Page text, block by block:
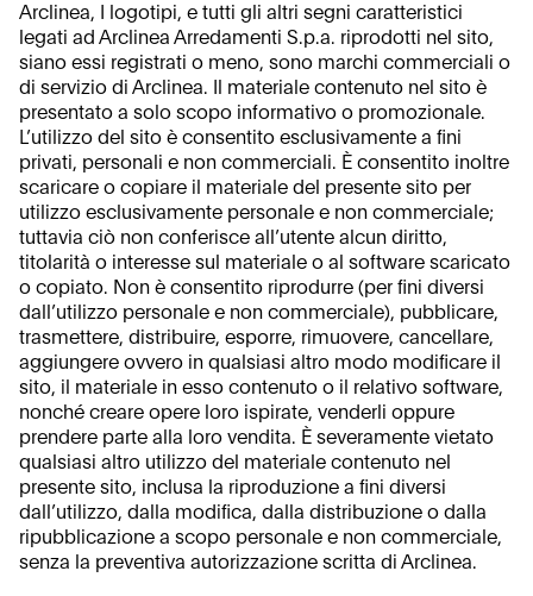
Arclinea, I logotipi, e tutti gli altri segni caratteristici
legati ad Arclinea Arredamenti S.p.a. riprodotti nel sito,
siano essi registrati o meno, sono marchi commerciali o
di servizio di Arclinea. Il materiale contenuto nel sito è
presentato a solo scopo informativo o promozionale.
L’utilizzo del sito è consentito esclusivamente a fini
privati, personali e non commerciali. È consentito inoltre
scaricare o copiare il materiale del presente sito per
utilizzo esclusivamente personale e non commerciale;
tuttavia ciò non conferisce all’utente alcun diritto,
titolarità o interesse sul materiale o al software scaricato
o copiato. Non è consentito riprodurre (per fini diversi
dall’utilizzo personale e non commerciale), pubblicare,
trasmettere, distribuire, esporre, rimuovere, cancellare,
aggiungere ovvero in qualsiasi altro modo modificare il
sito, il materiale in esso contenuto o il relativo software,
nonché creare opere loro ispirate, venderli oppure
prendere parte alla loro vendita. È severamente vietato
qualsiasi altro utilizzo del materiale contenuto nel
presente sito, inclusa la riproduzione a fini diversi
dall’utilizzo, dalla modifica, dalla distribuzione o dalla
ripubblicazione a scopo personale e non commerciale,
senza la preventiva autorizzazione scritta di Arclinea.